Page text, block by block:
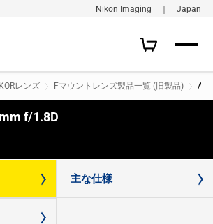
Nikon Imaging ｜ Japan
レンズ Fマウントレンズ製品一覧 (旧製品) AI
f/1.8D
主な仕様